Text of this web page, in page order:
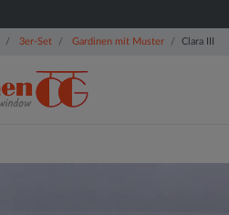
3er-Set Gardinen mit Muster Clara III